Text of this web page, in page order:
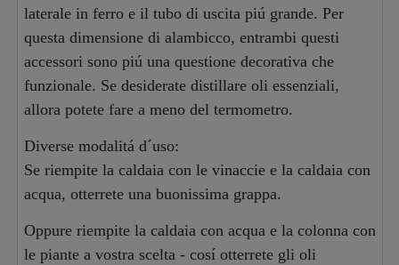
laterale in ferro e il tubo di uscita piú grande. Per
questa dimensione di alambicco, entrambi questi
accessori sono piú una questione decorativa che
funzionale. Se desiderate distillare oli essenziali,
allora potete fare a meno del termometro.
Diverse modalitá d´uso:
Se riempite la caldaia con le vinaccie e la caldaia con
acqua, otterrete una buonissima grappa.
Oppure riempite la caldaia con acqua e la colonna con
le piante a vostra scelta - cosí otterrete gli oli